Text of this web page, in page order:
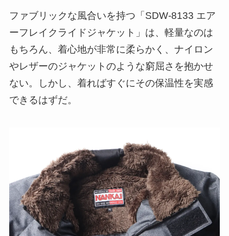
ファブリックな風合いを持つ「SDW-8133 エア
ーフレイクライドジャケット」は、軽量なのは
もちろん、着心地が非常に柔らかく、ナイロン
やレザーのジャケットのような窮屈さを抱かせ
ない。しかし、着ればすぐにその保温性を実感
できるはずだ。